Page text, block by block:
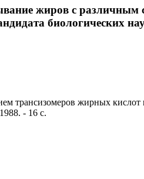
жиров с различным
биологических
трансизомеров жирных
- 16 с.